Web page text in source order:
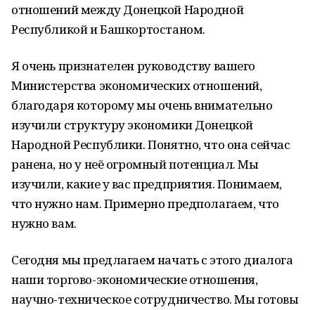
отношений между Донецкой Народной
Республикой и Башкортостаном.
Я очень признателен руководству вашего
Министерства экономических отношений,
благодаря которому мы очень внимательно
изучили структуру экономики Донецкой
Народной Республики. Понятно, что она сейчас
ранена, но у неё огромный потенциал. Мы
изучили, какие у вас предприятия. Понимаем,
что нужно нам. Примерно предполагаем, что
нужно вам.
Сегодня мы предлагаем начать с этого диалога
наши торгово-экономические отношения,
научно-техническое сотрудничество. Мы готовы